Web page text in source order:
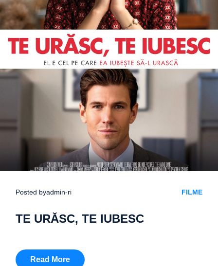
Posted byadmin-ri FILME
TE URĂSC, TE IUBESC
Read More